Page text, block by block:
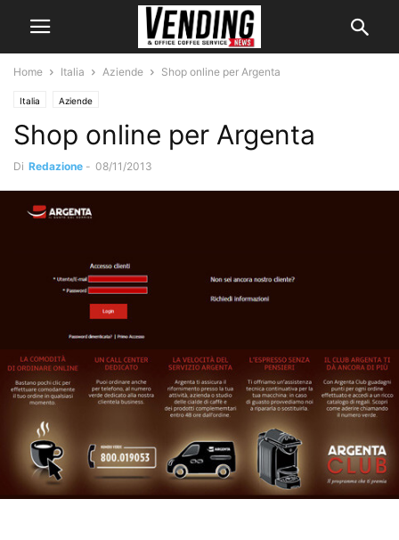
Home Italia Aziende Shop online per Argenta
Italia Aziende
Shop online per Argenta
Di Redazione - 08/11/2013